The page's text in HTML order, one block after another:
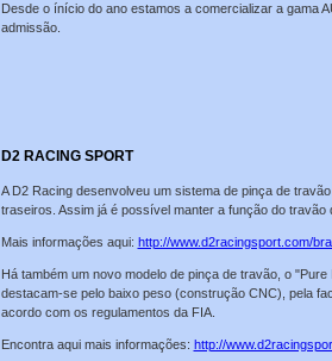
Desde o ínício do ano estamos a comercializar a gama
admissão.
D2 RACING SPORT
A D2 Racing desenvolveu um sistema de pinça de
traseiros. Assim já é possível manter a função do
Mais informações aqui: http://www.d2racingsport.com/
Há também um novo modelo de pinça de travão, o
destacam-se pelo baixo peso (construção CNC), pela
acordo com os regulamentos da FIA.
Encontra aqui mais informações: http://